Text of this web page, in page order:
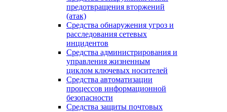
предотвращения вторжений
(атак)
Средства обнаружения угроз и
расследования сетевых
инцидентов
Средства администрирования и
управления жизненным
циклом ключевых носителей
Средства автоматизации
процессов информационной
безопасности
Средства защиты почтовых